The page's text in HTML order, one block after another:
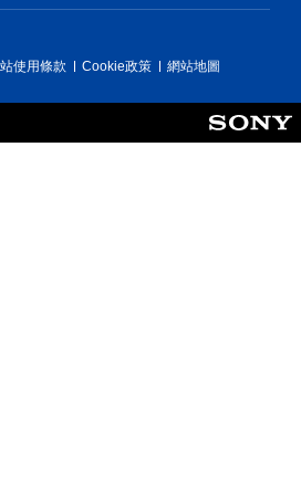
使用條款 Cookie政策 網站地圖